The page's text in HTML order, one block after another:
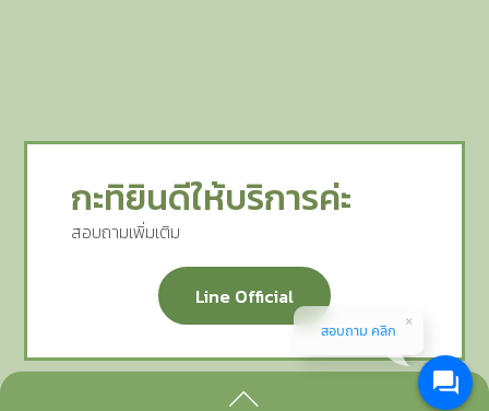
กะทิยินดีให้บริการค่ะ
สอบถามเพิ่มเติม
Line Official
สอบถาม คลิก